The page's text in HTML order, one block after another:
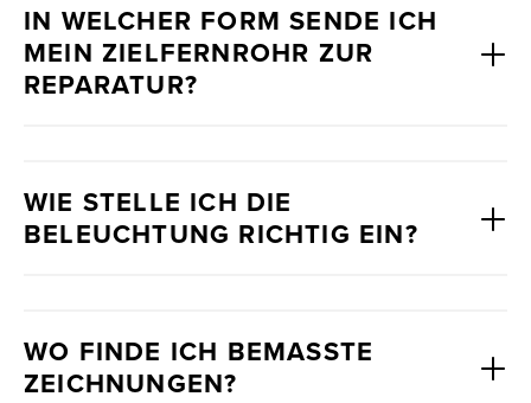
IN WELCHER FORM SENDE ICH
MEIN ZIELFERNROHR ZUR
REPARATUR?
WIE STELLE ICH DIE
BELEUCHTUNG RICHTIG EIN?
WO FINDE ICH BEMASSTE Z
EICHNUNGEN?